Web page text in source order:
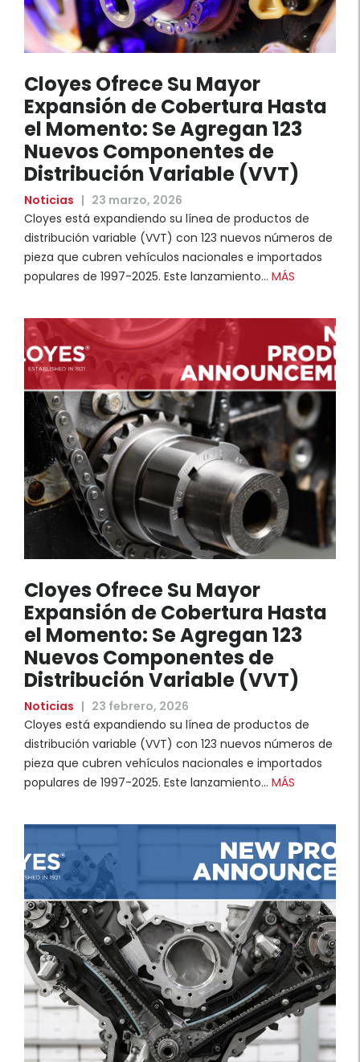
Cloyes Ofrece Su Mayor
Expansión de Cobertura Hasta
el Momento: Se Agregan 123
Nuevos Componentes de
Distribución Variable (VVT)
Noticias | 23 marzo, 2026
Cloyes está expandiendo su línea de productos de
distribución variable (VVT) con 123 nuevos números de
pieza que cubren vehículos nacionales e importados
populares de 1997-2025. Este lanzamiento… MÁS
Cloyes Ofrece Su Mayor
Expansión de Cobertura Hasta
el Momento: Se Agregan 123
Nuevos Componentes de
Distribución Variable (VVT)
Noticias | 23 febrero, 2026
Cloyes está expandiendo su línea de productos de
distribución variable (VVT) con 123 nuevos números de
pieza que cubren vehículos nacionales e importados
populares de 1997-2025. Este lanzamiento… MÁS